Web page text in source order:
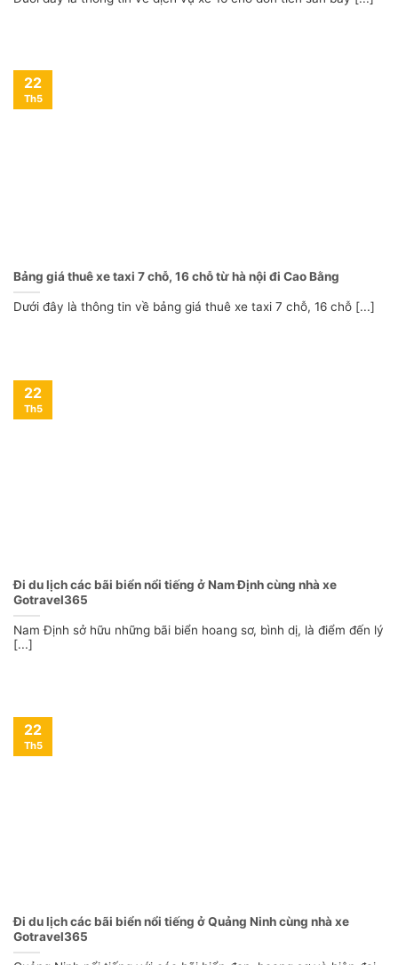
Bảng giá thuê xe taxi 7 chỗ, 16 chỗ từ hà nội đi Cao Bằng
Dưới đây là thông tin về bảng giá thuê xe taxi 7 chỗ, 16 chỗ [...]
22
Th5
Đi du lịch các bãi biển nổi tiếng ở Nam Định cùng nhà xe
Gotravel365
Nam Định sở hữu những bãi biển hoang sơ, bình dị, là điểm đến lý
[...]
22
Th5
Đi du lịch các bãi biển nổi tiếng ở Quảng Ninh cùng nhà xe
Gotravel365
22
Th5